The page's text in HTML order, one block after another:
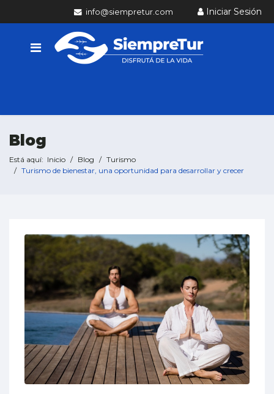
Iniciar Sesión
info@siempretur.com
Blog
Está aquí: Inicio Blog
Turismo
Turismo de bienestar, una oportunidad para desarrollar y crecer